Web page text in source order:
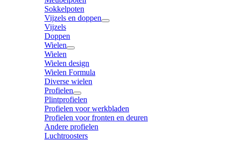
Sokkelpoten
Vijzels en doppen
Vijzels
Doppen
Wielen
Wielen
Wielen design
Wielen Formula
Diverse wielen
Profielen
Plintprofielen
Profielen voor werkbladen
Profielen voor fronten en deuren
Andere profielen
Luchtroosters